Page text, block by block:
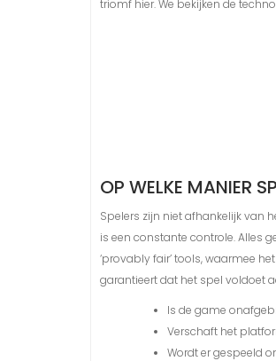
triomf hier. We bekijken de
OP WELKE MANIER
Spelers zijn niet afhankelijk van
is een constante controle. Alles
‘provably fair’ tools, waarmee
garantieert dat het spel voldoet
Is de game
Verschaft het
Wordt er gespeeld